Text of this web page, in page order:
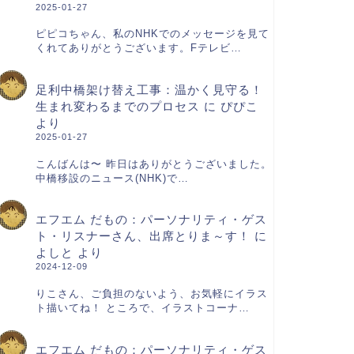
2025-01-27
ピピコちゃん、私のNHKでのメッセージを見て
くれてありがとうございます。Fテレビ…
足利中橋架け替え工事：温かく見守る！
生まれ変わるまでのプロセス に ぴぴこ
より
2025-01-27
こんばんは〜 昨日はありがとうございました。
中橋移設のニュース(NHK)で…
エフエム だもの：パーソナリティ・ゲス
ト・リスナーさん、出席とりま～す！
に
よしと
より
2024-12-09
りこさん、ご負担のないよう、お気軽にイラス
ト描いてね！ ところで、イラストコーナ…
エフエム だもの：パーソナリティ・ゲス